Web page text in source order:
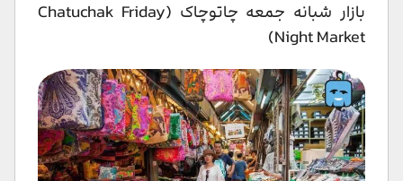
بازار شبانه جمعه چاتوچاک (Chatuchak Friday
Night Market)